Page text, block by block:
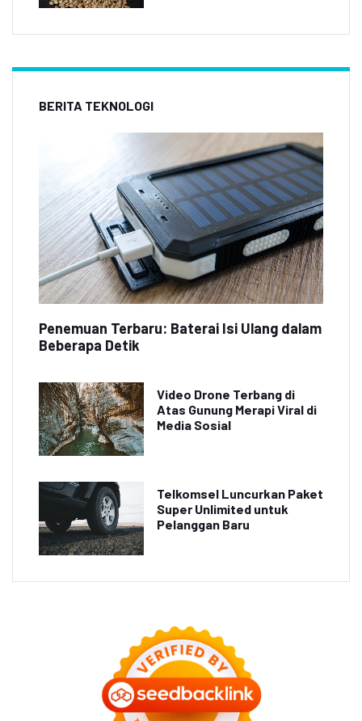
BERITA TEKNOLOGI
Penemuan Terbaru: Baterai Isi Ulang dalam
Beberapa Detik
Video Drone Terbang di
Atas Gunung Merapi Viral di
Media Sosial
Telkomsel Luncurkan Paket
Super Unlimited untuk
Pelanggan Baru